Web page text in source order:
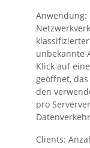
Anwendung:
unbekannte
Klick auf
geöffnet,
den
pro
Clients: